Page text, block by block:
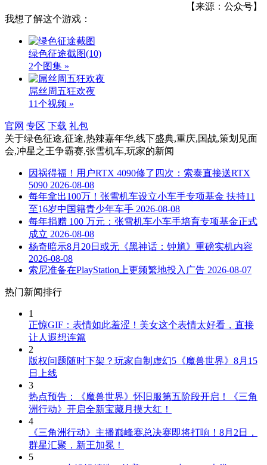
【来源：公众号】
我想了解这个游戏：
绿色征途截图(10)
2个图集 »
屌丝周五狂欢夜
11个视频 »
官网 专区 下载 礼包
关于绿色征途,征途,热辣嘉年华,线下盛典,重庆,国战,策划见面
会,冲星之王争霸赛,张雪机车,玩家的新闻
因祸得福！用户RTX 4090修了四次：索泰直接送RTX
5090 2026-08-08
每年拿出100万！张雪机车设立小车手专项基金 扶持11
至16岁中国籍青少年车手 2026-08-08
每年捐赠 100 万元：张雪机车小车手培育专项基金正式
成立 2026-08-08
杨奇暗示8月20日或无《黑神话：钟馗》重磅实机内容
2026-08-08
索尼准备在PlayStation上更频繁地投入广告 2026-08-07
热门新闻排行
1
正惊GIF：表情如此羞涩！美女这个表情太好看，直接
让人遐想连篇
2
版权问题随时下架？玩家自制虚幻5《魔兽世界》8月15
日上线
3
热点预告：《魔兽世界》怀旧服第五阶段开启！《三角
洲行动》开启全新宝藏月摸大红！
4
《三角洲行动》主播巅峰赛总决赛即将打响！8月2日，
群星汇聚，新王加冕！
5